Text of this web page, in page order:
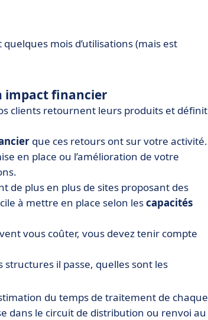
mois d’utilisations (mais est
impact financier
clients retournent leurs produits et définit
que ces retours ont sur votre activité.
en place ou l’amélioration de votre
de plus en plus de sites proposant des
à mettre en place selon lescapacités
vous coûter, vous devez tenir compte
structures il passe, quelles sont les
du temps de traitement de chaque
dans le circuit de distribution ou renvoi au